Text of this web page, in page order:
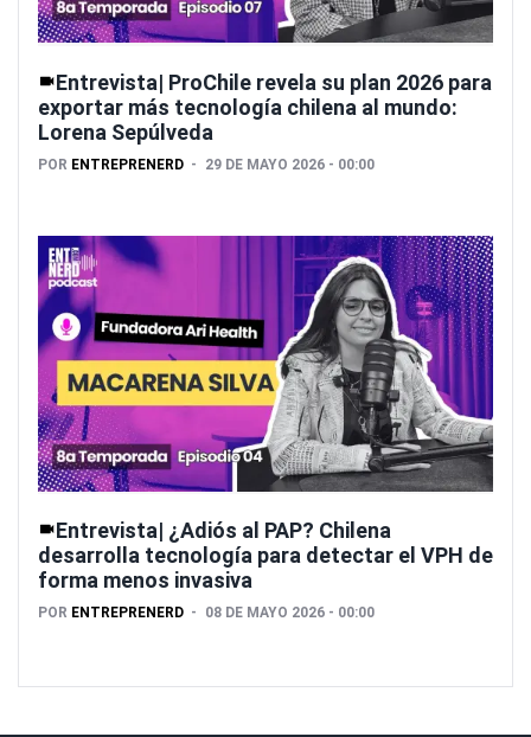
Entrevista| ProChile revela su plan 2026 para
exportar más tecnología chilena al mundo:
Lorena Sepúlveda
POR ENTREPRENERD 29 DE MAYO 2026 - 00:00
Entrevista| ¿Adiós al PAP? Chilena
desarrolla tecnología para detectar el VPH de
forma menos invasiva
POR ENTREPRENERD 08 DE MAYO 2026 - 00:00